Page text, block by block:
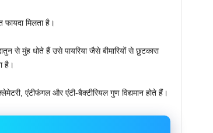
फायदा मिलता है।
से मुंह धोते हैं उसे पायरिया जैसे बीमारियों से छुटकारा
है।
एंटीफंगल और एंटी-बैक्टीरियल गुण विद्यमान होते हैं।